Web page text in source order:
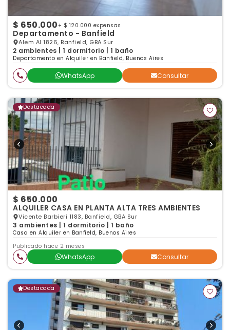
$ 650.000 + $ 120.000 expensas
Departamento - Banfield
Alem Al 1826, Banfield, GBA Sur
2 ambientes | 1 dormitorio | 1 baño
Departamento en Alquiler en Banfield, Buenos Aires
WhatsApp Consultar
Destacada
$ 650.000
ALQUILER CASA EN PLANTA ALTA TRES AMBIENTES
Vicente Barbieri 1183, Banfield, GBA Sur
3 ambientes | 1 dormitorio | 1 baño
Casa en Alquiler en Banfield, Buenos Aires
Publicado hace 2 meses
WhatsApp Consultar
Destacada